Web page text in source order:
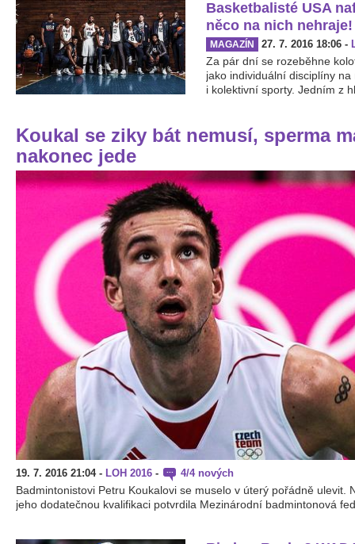
Basketbalisté USA
něco na nich nehraje!
MAGAZÍN 27. 7. 2016 18:06 -
Za pár dní se rozeběhne
jako individuální disciplíny
i kolektivní sporty. Jedním z
Koukal se ziky bát nemusí, sperma
nakonec jede
19. 7. 2016 21:04- LOH 2016 - 4/4 nových
Badmintonistovi Petru Koukalovi se muselo v úterý pořádně ulevit.
jeho dodatečnou kvalifikaci potvrdila Mezinárodní badmintonová